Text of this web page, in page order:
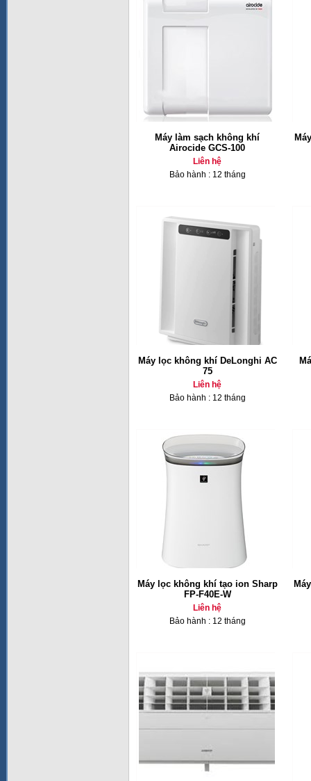
Máy làm sạch không khí
Airocide GCS-100
Liên hệ
Bảo hành : 12 tháng
Máy lọc không khí DeLonghi AC
75
Liên hệ
Bảo hành : 12 tháng
Máy lọc không khí tạo ion Sharp
FP-F40E-W
Liên hệ
Bảo hành : 12 tháng